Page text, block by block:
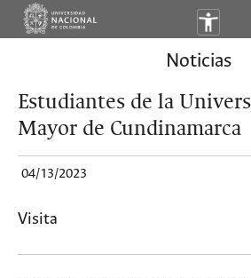
Noticias
Estudiantes de la
Mayor de Cundinamarca
04/13/2023
Visita